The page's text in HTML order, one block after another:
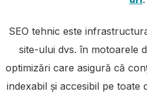
SEO tehnic este
site-ului dvs. în motoarele
optimizări care asigură că
indexabil și accesibil pe toate